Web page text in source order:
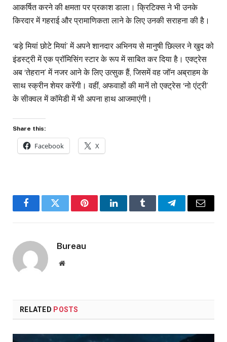
आकर्षित करने की क्षमता पर प्रकाश डाला। क्रिटिक्स ने भी उनके
किरदार में गहराई और प्रामाणिकता लाने के लिए उनकी सराहना की है।
‘बड़े मियां छोटे मियां’ में अपने शानदार अभिनय से मानुषी छिल्लर ने खुद को
इंडस्ट्री में एक प्रॉमिसिंग स्टार के रूप में साबित कर दिया है। एक्ट्रेस
अब ‘तेहरान’ में नजर आने के लिए उत्सुक हैं, जिसमें वह जॉन अब्राहम के
साथ स्क्रीन शेयर करेंगी। वहीं, अफवाहों की मानें तो एक्ट्रेस ‘नो एंट्री’
के सीक्वल में कॉमेडी में भी अपना हाथ आजमाएंगी।
Share this:
Facebook X
FacebookTwitter PinterestLinkedInTumblr TelegramEmail
Bureau
Website
RELATED POSTS